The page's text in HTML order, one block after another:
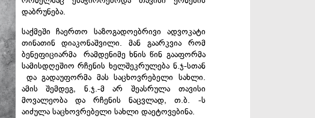
დაბრუნება.
საქმეში ჩაერთო საზოგადოებრივი ადვოკატი
თინათინ დიაკონაშვილი. მან გაარკვია რომ
ბენეფიციარმა რამდენიმე ხნის წინ გააფორმა
სამისდღეშიო რჩენის ხელშეკრულება ნ.ჯ-სთან
და გადაუფორმა მას საცხოვრებელი სახლი.
ამის შემდეგ, ნ.ჯ.-მ არ შეასრულა თავისი
მოვალეობა და რჩენის ნაცვლად, თ.ბ. -ს
აიძულა საცხოვრებელი სახლი დაეტოვებინა.